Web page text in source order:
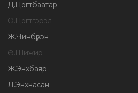
Д. Цогтбаатар
О. Цогтгэрэл
Ж.Чинбүрэн
Ө. Шижир
Ж.Энхбаяр
Л .Энхнасан